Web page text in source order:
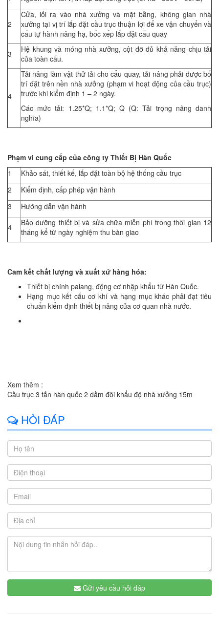
2
Cửa, lối ra vào nhà xưởng và mặt bằng, không gian nhà
xưởng tại vị trí lắp đặt cầu trục thuận lợi để xe vận chuyển và
cẩu tự hành nâng hạ, bốc xếp lắp đặt cẩu quay
3
Hệ khung và móng nhà xưởng, cột đỡ đủ khả năng chịu tải
của toàn cẩu.
4
Tải nâng làm vật thử tải cho cẩu quay, tải nâng phải được bố
trí đặt trên nền nhà xưởng (phạm vi hoạt động của cầu trục)
trước khi kiểm định 1 – 2 ngày.
Các mức tải: 1.25*Q; 1.1*Q; Q (Q: Tải trọng nâng danh
nghĩa)
Phạm vi cung cấp của công ty Thiết Bị Hàn Quốc
1
Khảo sát, thiết kế, lắp đặt toàn bộ hệ thống cầu trục
2
Kiểm định, cấp phép vận hành
3
Hướng dẫn vận hành
4
Bảo dưỡng thiết bị và sửa chữa miễn phí trong thời gian 12
tháng kể từ ngày nghiệm thu bàn giao
Cam kết chất lượng và xuất xứ hàng hóa:
Thiết bị chính palang, động cơ nhập khẩu từ Hàn Quốc.
Hạng mục kết cấu cơ khí và hạng mục khác phải đạt tiêu
chuẩn kiểm định thiết bị nâng của cơ quan nhà nước.
Xem thêm :
Cầu trục 3 tấn hàn quốc 2 dầm đôi khẩu độ nhà xưởng 15m
HỎI ĐÁP
Gửi yêu cầu hỏi đáp